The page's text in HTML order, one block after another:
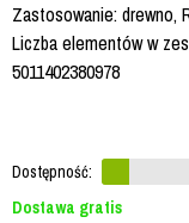
Zastosowanie: drewno,
Liczba elementów w
5011402380978
Dostępność:
Dostawa gratis